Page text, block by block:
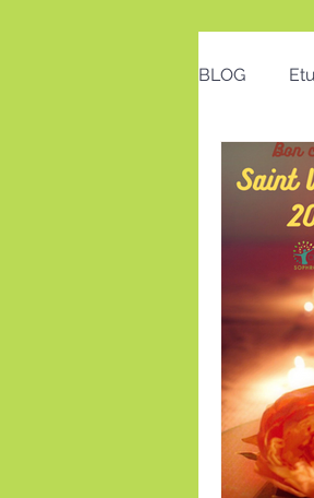
BLOG
Emploi
calendrier
insomnie